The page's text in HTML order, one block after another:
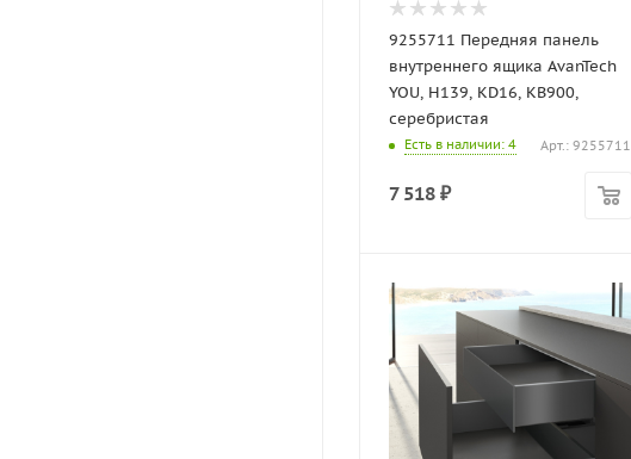
9255711 Передняя панель
внутреннего ящика AvanTech
YOU, H139, KD16, KB900,
серебристая
Есть в наличии: 4 Арт.: 9255711
7 518 ₽